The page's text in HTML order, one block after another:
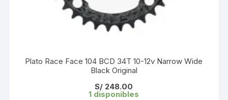
Plato Race Face 104 BCD 34T 10-12v Narrow Wide
Black Original
S/ 248.00
1 disponibles